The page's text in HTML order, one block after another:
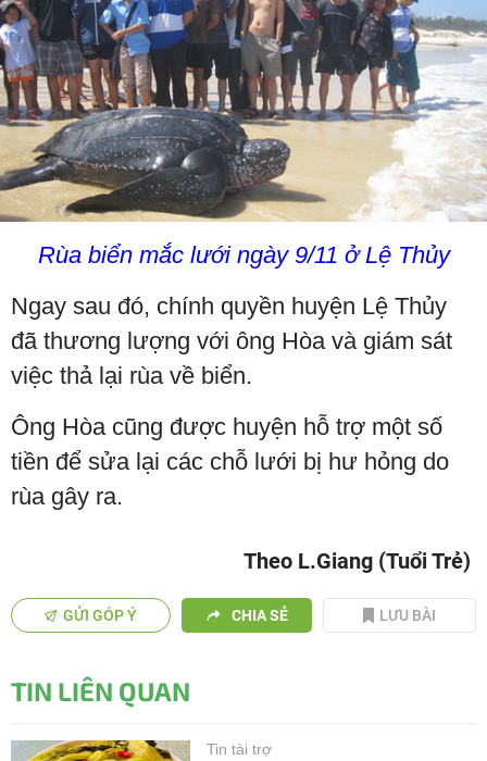
Rùa biển mắc lưới ngày 9/11 ở Lệ Thủy
Ngay sau đó, chính quyền huyện Lệ Thủy
đã thương lượng với ông Hòa và giám sát
việc thả lại rùa về biển.
Ông Hòa cũng được huyện hỗ trợ một số
tiền để sửa lại các chỗ lưới bị hư hỏng do
rùa gây ra.
Theo L.Giang (Tuổi Trẻ)
GỬI GÓP Ý CHIA SẺ LƯU BÀI
TIN LIÊN QUAN
Tin tài trợ